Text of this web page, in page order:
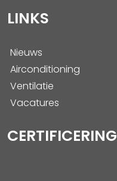
LINKS
Nieuws
Airconditioning
Ventilatie
Vacatures
CERTIFICERING